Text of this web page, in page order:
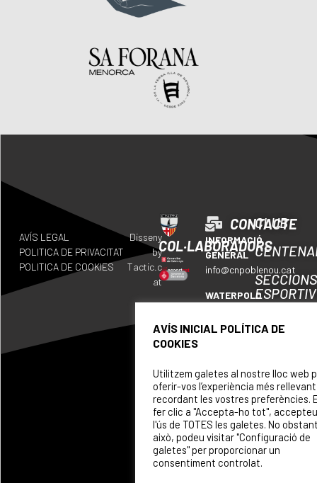
COL·LABORADORS
CONTACTE
INFORMACIÓ
GENERAL
info@cnpoblenou.cat
WATERPOLO
RUGBY
NATACIÓ
ARTÍSTICA
CLUB
SECCIONS
AVÍS LEGAL
POLITICA DE PRIVACITAT
POLITICA DE COOKIES
Disseny
by
Tactic.c
at
AVÍS INICIAL POLÍTICA DE
COOKIES
Utilitzem galetes al nostre lloc web
oferir-vos l’experiència més rellevant
recordant les vostres preferències.
fer clic a "Accepta-ho tot", accepteu
l'ús de TOTES les galetes. No
això, podeu visitar "Configuració de
galetes" per proporcionar un
consentiment controlat.